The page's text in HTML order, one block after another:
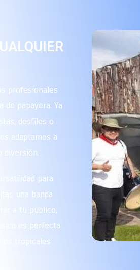
profesionales
papayera. Ya
desfiles o
adaptamos a
diversión.
para
una banda
a tu público,
es perfecta
tropicales